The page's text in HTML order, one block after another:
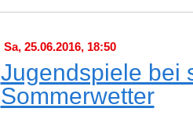
Sa, 25.06.2016, 18:50
Jugendspiele bei
Sommerwetter